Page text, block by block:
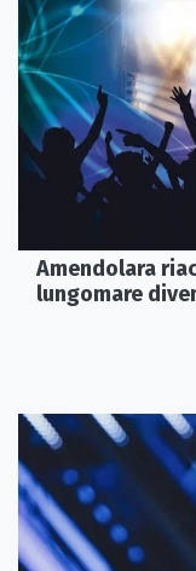
Amendolara
lungomare